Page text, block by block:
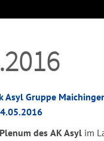
Asyl Gruppe
Plenum des AK Asyl im